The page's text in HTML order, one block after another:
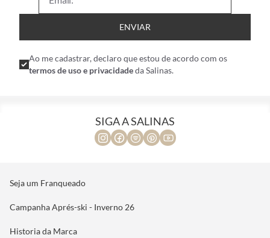
ENVIAR
Ao me cadastrar, declaro que estou de acordo com os
termos de uso e privacidadeda Salinas.
SIGA A SALINAS
Seja um Franqueado
Campanha Aprés-ski - Inverno 26
Historia da Marca